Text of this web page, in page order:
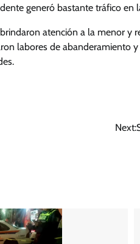
generó bastante tráfico en
atención a la menor y
labores de abanderamiento
Next: